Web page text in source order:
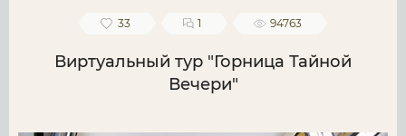
33 1 94763
Виртуальный тур "Горница Тайной
Вечери"